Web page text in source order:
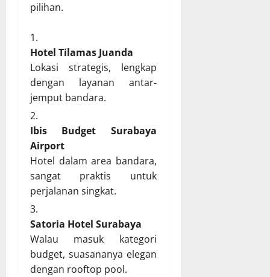
pilihan.
Hotel Tilamas Juanda
Lokasi strategis, lengkap
dengan layanan antar-
jemput bandara.
Ibis Budget Surabaya
Airport
Hotel dalam area bandara,
sangat praktis untuk
perjalanan singkat.
Satoria Hotel Surabaya
Walau masuk kategori
budget, suasananya elegan
dengan rooftop pool.